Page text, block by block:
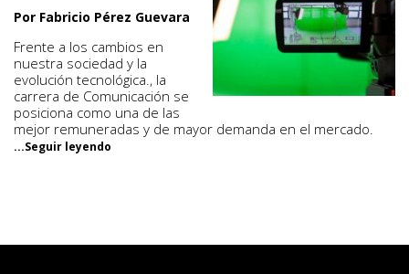
Por Fabricio Pérez Guevara
Frente a los cambios en
nuestra sociedad y la
evolución tecnológica., la
carrera de Comunicación se
posiciona como una de las
mejor remuneradas y de mayor demanda en el mercado.
...Seguir leyendo